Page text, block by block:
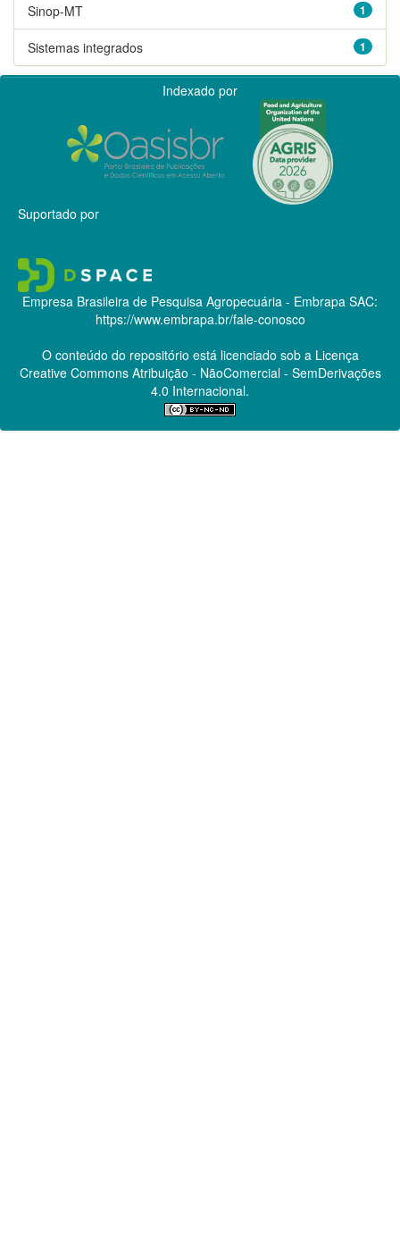
1
Sinop-MT
1
Sistemas integrados
Indexado por
Suportado por
Empresa Brasileira de Pesquisa Agropecuária - Embrapa SAC:
https://www.embrapa.br/fale-conosco
O conteúdo do repositório está licenciado sob a Licença
Creative CommonsAtribuição - NãoComercial - SemDerivações
4.0 Internacional.